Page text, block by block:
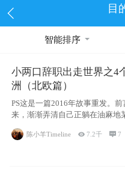
目
智能排序
小两口辞职出走世界之4
洲（北欧篇）
PS这是一篇2016年故事重发。前
来，渐渐弄清自己正躺在油麻地
馆
陈小羊Timeline 7.2千 7